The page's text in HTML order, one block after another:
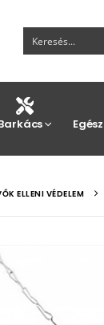
ELLENI VÉDELEM